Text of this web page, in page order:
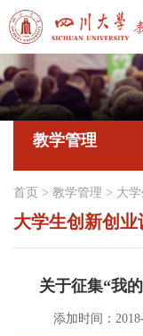
教学管理
首页 > 教学管理 > 大
大学生创新创业
关于征集“我
添加时间：